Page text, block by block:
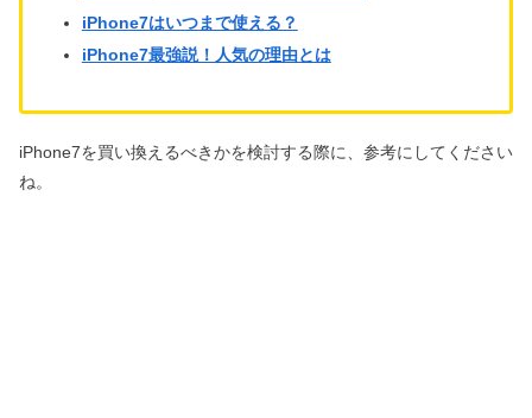
iPhone7はいつまで使える？
iPhone7最強説！人気の理由とは
iPhone7を買い換えるべきかを検討する際に、参考にしてください
ね。